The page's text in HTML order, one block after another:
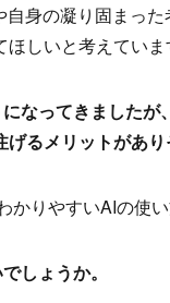
身の凝り固まっ
しいと考えていま
なってきましたが
るメリットがあり
りやすいAIの使い
しょうか。